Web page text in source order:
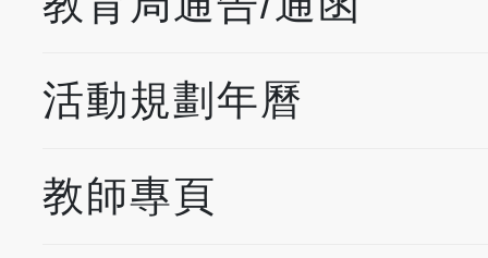
活動規劃年曆
教師專頁